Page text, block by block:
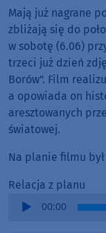
Mają już nagrane
zbliżają się do
w sobotę (6.06)
trzeci już dzień
Borów". Film
a opowiada on
aresztowanych
światowej.
Na planie filmu
Relacja z planu
Audio
00:00